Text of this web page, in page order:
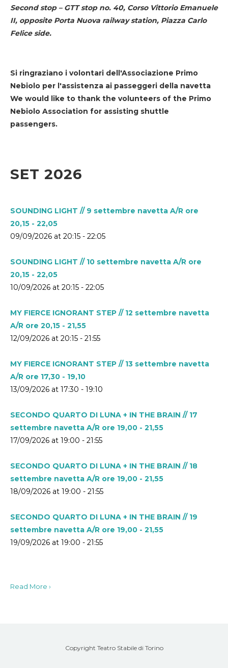
Second stop – GTT stop no. 40, Corso Vittorio Emanuele
II, opposite Porta Nuova railway station, Piazza Carlo
Felice side.
Si ringraziano i volontari dell'Associazione Primo
Nebiolo per l'assistenza ai passeggeri della navetta
We would like to thank the volunteers of the Primo
Nebiolo Association for assisting shuttle
passengers.
SET 2026
SOUNDING LIGHT // 9 settembre navetta A/R ore
20,15 - 22,05
09/09/2026 at 20:15 - 22:05
SOUNDING LIGHT // 10 settembre navetta A/R ore
20,15 - 22,05
10/09/2026 at 20:15 - 22:05
MY FIERCE IGNORANT STEP // 12 settembre navetta
A/R ore 20,15 - 21,55
12/09/2026 at 20:15 - 21:55
MY FIERCE IGNORANT STEP // 13 settembre navetta
A/R ore 17,30 - 19,10
13/09/2026 at 17:30 - 19:10
SECONDO QUARTO DI LUNA + IN THE BRAIN // 17
settembre navetta A/R ore 19,00 - 21,55
17/09/2026 at 19:00 - 21:55
SECONDO QUARTO DI LUNA + IN THE BRAIN // 18
settembre navetta A/R ore 19,00 - 21,55
18/09/2026 at 19:00 - 21:55
SECONDO QUARTO DI LUNA + IN THE BRAIN // 19
settembre navetta A/R ore 19,00 - 21,55
19/09/2026 at 19:00 - 21:55
Read More ›
Copyright Teatro Stabile di Torino